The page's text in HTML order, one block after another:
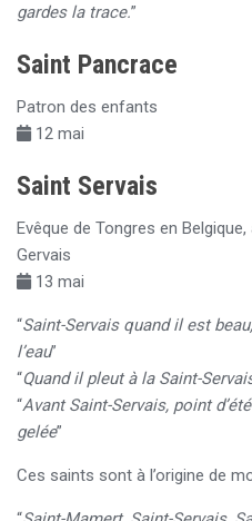
gardes la trace.”
Saint Pancrace
Patron des enfants
12 mai
Saint Servais
Evêque de Tongres en
Gervais
13 mai
“Saint-Servais quand il est
l’eau”
“Quand il pleut à la Saint-
“Avant Saint-Servais, point
gelée”
Ces saints sont à l’origine de